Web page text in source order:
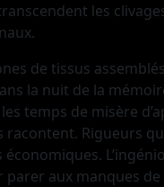
les
de tissus
la nuit de la
temps de misère
racontent. Rigueurs
parer aux manques